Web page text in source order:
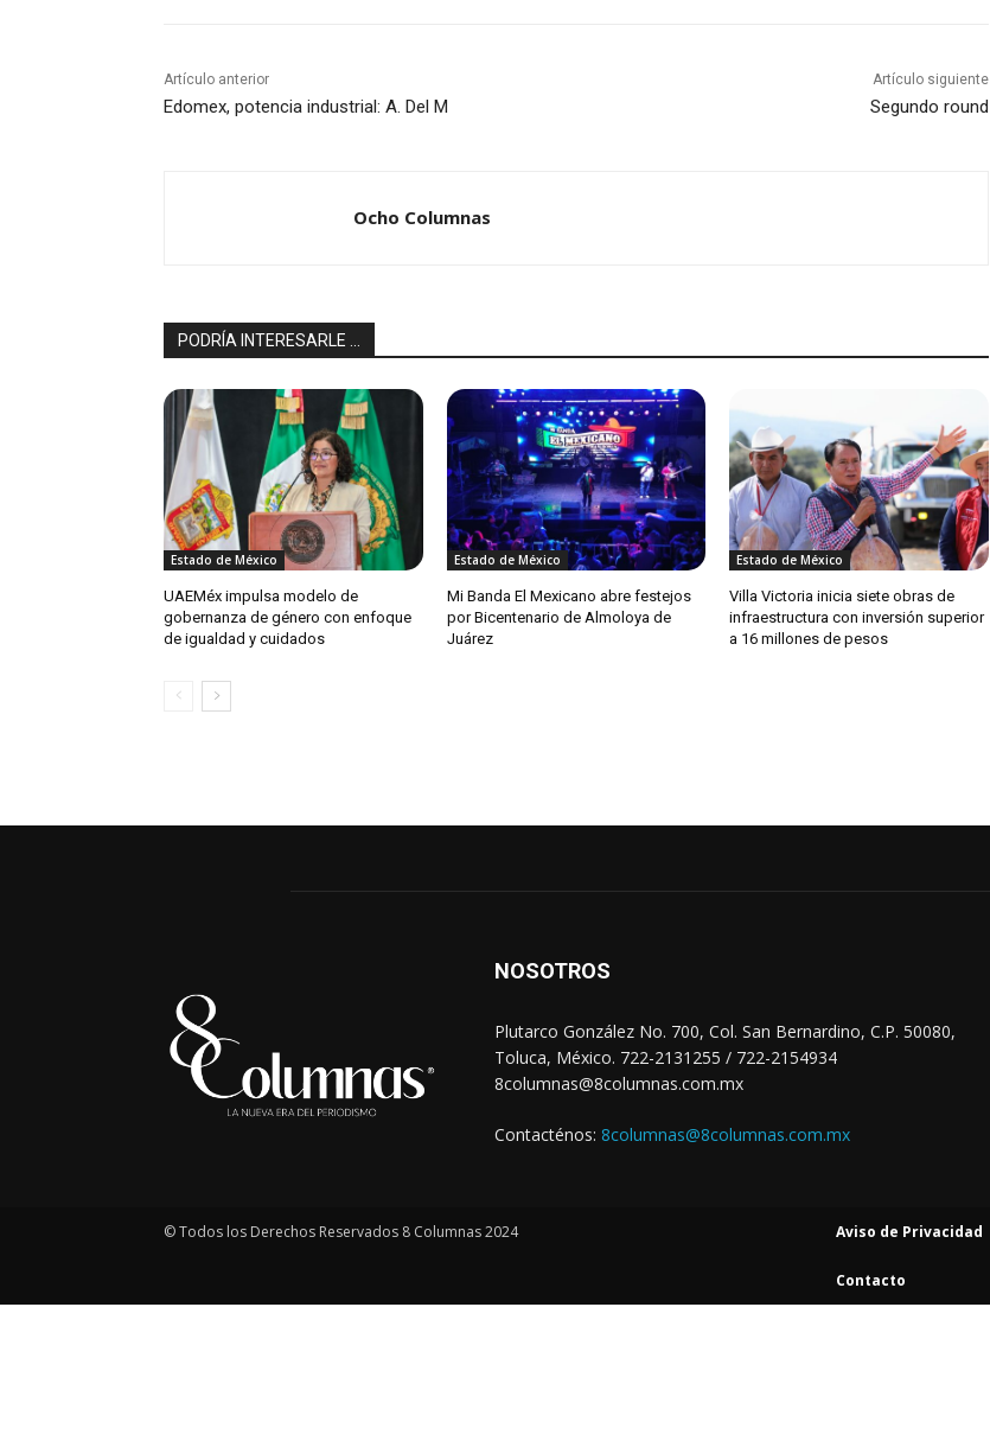
Artículo anterior
Edomex, potencia industrial: A. Del M
Artículo siguiente
Segundo round
Ocho Columnas
PODRÍA INTERESARLE ...
Estado de México
UAEMéx impulsa modelo de
gobernanza de género con enfoque
de igualdad y cuidados
Estado de México
Mi Banda El Mexicano abre festejos
por Bicentenario de Almoloya de
Juárez
Estado de México
Villa Victoria inicia siete obras de
infraestructura con inversión superior
a 16 millones de pesos
NOSOTROS
Plutarco González No. 700, Col. San Bernardino, C.P. 50080,
Toluca, México. 722-2131255 / 722-2154934
8columnas@8columnas.com.mx
Contacténos: 8columnas@8columnas.com.mx
© Todos los Derechos Reservados 8 Columnas 2024 Aviso de Privacidad
Contacto